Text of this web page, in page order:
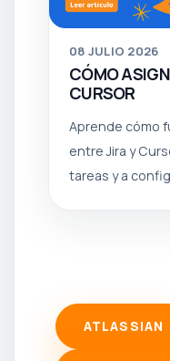
08 JULIO 2026
CÓMO
CURSOR
Aprende cómo
entre Jira y
tareas y a
ATLASSIAN